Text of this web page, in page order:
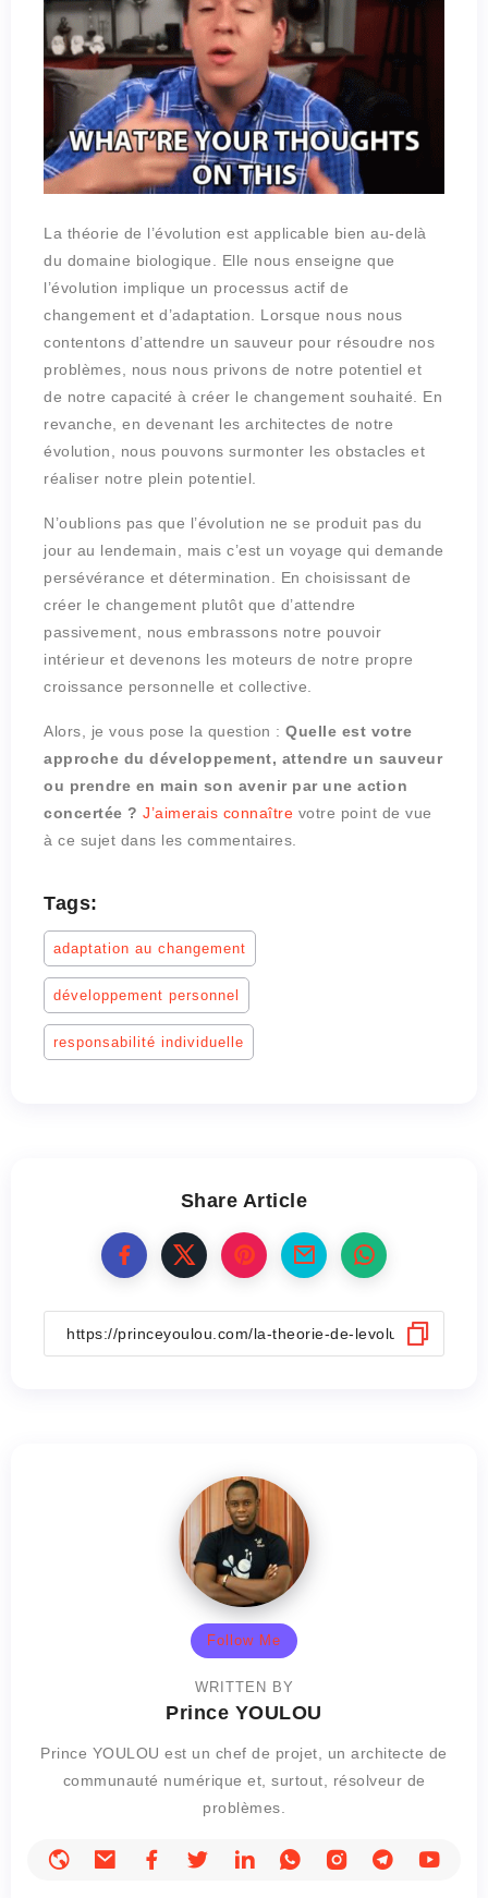
La théorie de l’évolution est applicable bien au-delà
du domaine biologique. Elle nous enseigne que
l’évolution implique un processus actif de
changement et d’adaptation. Lorsque nous nous
contentons d’attendre un sauveur pour résoudre nos
problèmes, nous nous privons de notre potentiel et
de notre capacité à créer le changement souhaité. En
revanche, en devenant les architectes de notre
évolution, nous pouvons surmonter les obstacles et
réaliser notre plein potentiel.
N’oublions pas que l’évolution ne se produit pas du
jour au lendemain, mais c’est un voyage qui demande
persévérance et détermination. En choisissant de
créer le changement plutôt que d’attendre
passivement, nous embrassons notre pouvoir
intérieur et devenons les moteurs de notre propre
croissance personnelle et collective.
Alors, je vous pose la question : Quelle est votre
approche du développement, attendre un sauveur
ou prendre en main son avenir par une action
concertée ? J’aimerais connaître votre point de vue
à ce sujet dans les commentaires.
Tags:
adaptation au changement
développement personnel
responsabilité individuelle
Share Article
Follow Me
WRITTEN BY
Prince YOULOU
Prince YOULOU est un chef de projet, un architecte de
communauté numérique et, surtout, résolveur de
problèmes.